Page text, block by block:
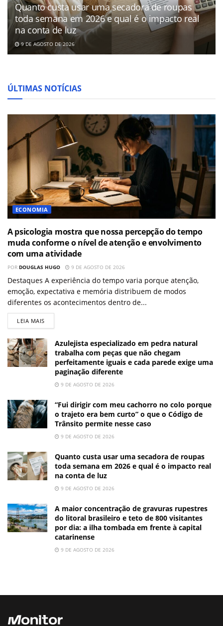
Quanto custa usar uma secadora de roupas
toda semana em 2026 e qual é o impacto real
na conta de luz
9 DE AGOSTO DE 2026
ÚLTIMAS NOTÍCIAS
ECONOMIA
A psicologia mostra que nossa percepção do tempo
muda conforme o nível de atenção e envolvimento
com uma atividade
POR DOUGLAS HUGO 9 DE AGOSTO DE 2026
Destaques A experiência do tempo varia porque atenção,
emoção, expectativa e memória distribuem de modos
diferentes os acontecimentos dentro de...
LEIA MAIS
Azulejista especializado em pedra natural
trabalha com peças que não chegam
perfeitamente iguais e cada parede exige uma
paginação diferente
9 DE AGOSTO DE 2026
“Fui dirigir com meu cachorro no colo porque
o trajeto era bem curto” o que o Código de
Trânsito permite nesse caso
9 DE AGOSTO DE 2026
Quanto custa usar uma secadora de roupas
toda semana em 2026 e qual é o impacto real
na conta de luz
9 DE AGOSTO DE 2026
A maior concentração de gravuras rupestres
do litoral brasileiro e teto de 800 visitantes
por dia: a ilha tombada em frente à capital
catarinense
9 DE AGOSTO DE 2026